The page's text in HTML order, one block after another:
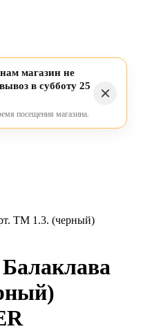
магазин не
в субботу 25
посещения магазина.
ТМ 1.3. (черный)